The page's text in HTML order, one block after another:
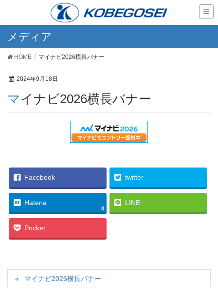
メディア
HOME マイナビ2026横長バナー
2024年9月18日
マイナビ2026横長バナー
Facebook twitter
Hatena
0
LINE
Pocket
マイナビ2026横長バナー